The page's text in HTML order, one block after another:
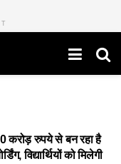
करोड़ रुपये से बन रहा है
विद्यार्थियों को मिलेगी